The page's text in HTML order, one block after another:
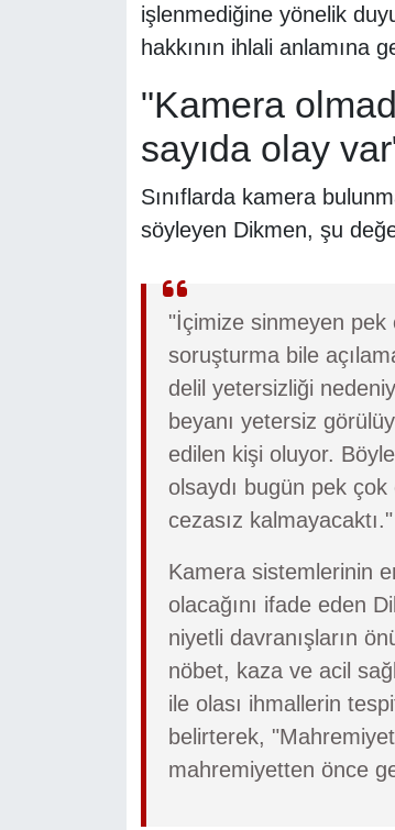
işlenmediğine yönelik
hakkının ihlali anlamına
"Kamera
sayıda olay
Sınıflarda kamera
söyleyen Dikmen, şu
"İçimize sinmeyen pek
soruşturma bile
delil yetersizliği
beyanı yetersiz
edilen kişi oluyor.
olsaydı bugün pek
cezasız kalmayacaktı."
Kamera sistemlerinin
olacağını ifade eden
niyetli davranışların
nöbet, kaza ve acil
ile olası ihmallerin
belirterek,
mahremiyetten önce